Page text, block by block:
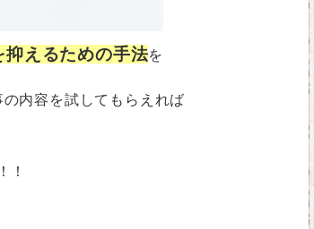
えるための手法を
内容を試してもらえれば
！